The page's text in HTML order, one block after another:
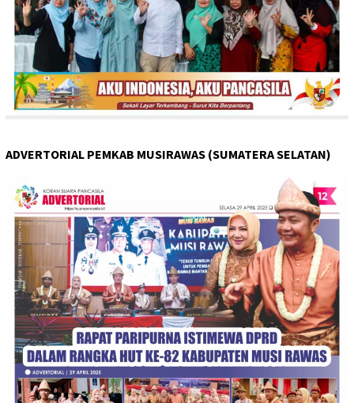
ADVERTORIAL PEMKAB MUSIRAWAS (SUMATERA SELATAN)